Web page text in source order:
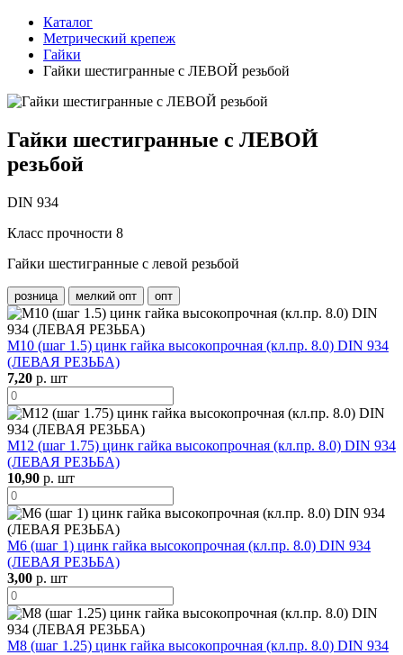
Каталог
Метрический крепеж
Гайки
Гайки шестигранные с ЛЕВОЙ резьбой
Гайки шестигранные с ЛЕВОЙ
резьбой
DIN 934
Класс прочности 8
Гайки шестигранные с левой резьбой
розница мелкий опт опт
М10 (шаг 1.5) цинк гайка высокопрочная (кл.пр. 8.0) DIN 934
(ЛЕВАЯ РЕЗЬБА)
7,20 р. шт
М12 (шаг 1.75) цинк гайка высокопрочная (кл.пр. 8.0) DIN 934
(ЛЕВАЯ РЕЗЬБА)
10,90 р. шт
М6 (шаг 1) цинк гайка высокопрочная (кл.пр. 8.0) DIN 934
(ЛЕВАЯ РЕЗЬБА)
3,00 р. шт
М8 (шаг 1.25) цинк гайка высокопрочная (кл.пр. 8.0) DIN 934